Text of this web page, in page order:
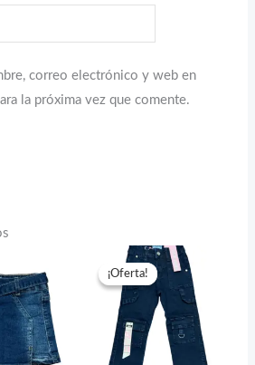
correo electrónico y web en
la próxima vez que comente.
¡Oferta!
¡Oferta!
El
precio
original
era:
$33.99.
El
precio
actual
es:
$19.25.